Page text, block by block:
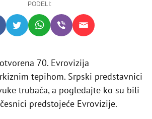
PODELI:
70. Evrovizija
tepihom. Srpski predstavnici
trubača, a pogledajte ko su bili
predstojeće Evrovizije.